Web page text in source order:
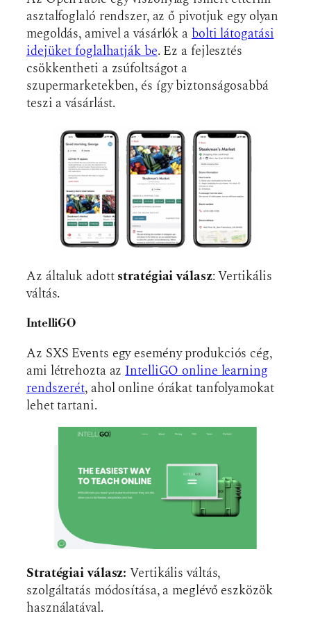
asztalfoglaló rendszer, az ő pivotjuk egy olyan
megoldás, amivel a vásárlók abolti látogatási
idejüket foglalhatják be. Ez a fejlesztés
csökkentheti a zsúfoltságot a
szupermarketekben, és így biztonságosabbá
teszi a vásárlást.
Az általuk adottstratégiai válasz: Vertikális
váltás.
IntelliGO
Az SXS Events egy esemény produkciós cég,
ami létrehozta azIntelliGO online learning
rendszerét, ahol online órákat tanfolyamokat
lehet tartani.
Stratégiai válasz:Vertikális váltás,
szolgáltatás módosítása, a meglévő eszközök
használatával.